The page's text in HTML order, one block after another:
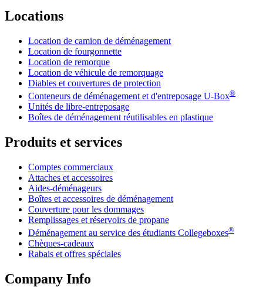
Locations
Location de camion de déménagement
Location de fourgonnette
Location de remorque
Location de véhicule de remorquage
Diables et couvertures de protection
Conteneurs de déménagement et d'entreposage U-Box®
Unités de libre-entreposage
Boîtes de déménagement réutilisables en plastique
Produits et services
Comptes commerciaux
Attaches et accessoires
Aides-déménageurs
Boîtes et accessoires de déménagement
Couverture pour les dommages
Remplissages et réservoirs de propane
Déménagement au service des étudiants Collegeboxes®
Chèques-cadeaux
Rabais et offres spéciales
Company Info